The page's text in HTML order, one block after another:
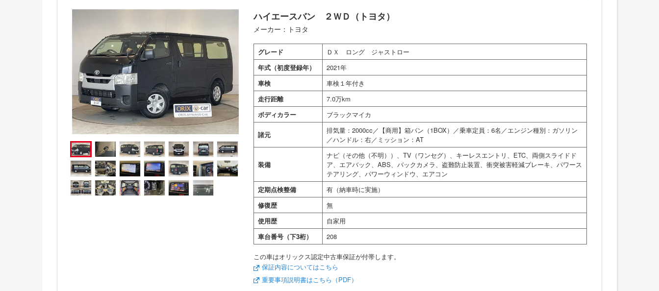
残価設定プラン
電気自動車（EV）
福祉車両
ミニカー
ハイエースバン ２ＷＤ（トヨタ）
メーカー：トヨタ
グレード
ＤＸ ロング ジャストロー
年式（初度登録年）
2021年
車検
車検１年付き
走行距離
7.0万km
ボディカラー
ブラックマイカ
諸元
排気量：2000cc／【商用】箱バン（1BOX）／乗車定員：6名／エンジン種別：ガソリン
／ハンドル：右／ミッション：AT
装備
ナビ（その他（不明））、TV（ワンセグ）、キーレスエントリ、ETC、両側スライドド
ア、エアバック、ABS、バックカメラ、盗難防止装置、衝突被害軽減ブレーキ、パワース
テアリング、パワーウィンドウ、エアコン
定期点検整備
有（納車時に実施）
修復歴
無
使用歴
自家用
車台番号（下3桁）
208
この車はオリックス認定中古車保証が付帯します。
保証内容についてはこちら
重要事項説明書はこちら（PDF）